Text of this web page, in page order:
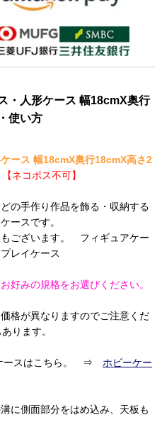
・人形ケース 幅18cmX奥行
使い方
ース 幅18cmX奥行18cmX高さ2
【ネコポス不可】
の手作り作品を飾る・収納する
ースです。
ございます。 フィギュアケー
レイケース
好みの規格をお選びください。
格が異なりますのでご注意くだ
ります。
ースはこちら。 ⇒ ホビーケー
に側面部分をはめ込み、天板も